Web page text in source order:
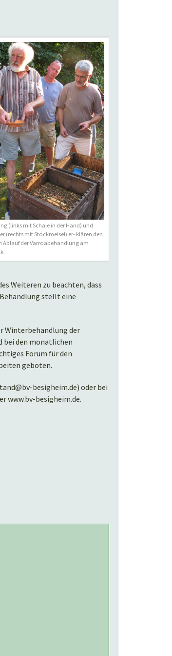
(links mit Schale in der Hand) und
(rechts mit Stockmeisel) er- klären den
Ablauf der Varroabehandlung am
Weiteren zu beachten, dass
stellt eine
Winterbehandlung der
bei den monatlichen
Forum für den
geboten.
besigheim.de) oder bei
www.bv-besigheim.de.